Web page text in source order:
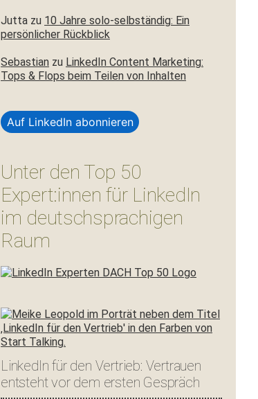
Jutta zu 10 Jahre solo-selbständig: Ein
persönlicher Rückblick
Sebastian zu LinkedIn Content Marketing:
Tops & Flops beim Teilen von Inhalten
Auf LinkedIn abonnieren
Unter den Top 50
Expert:innen für LinkedIn
im deutschsprachigen
Raum
LinkedIn für den Vertrieb: Vertrauen
entsteht vor dem ersten Gespräch